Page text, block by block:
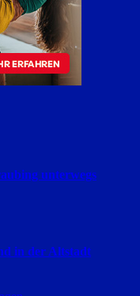
unterwegs
in der Altstadt